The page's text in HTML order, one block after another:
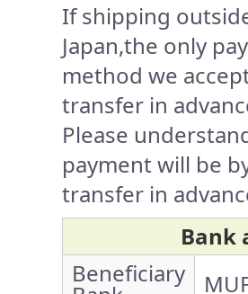
If shipping
Japan,the only
method we
transfer in
Please
payment will be
transfer in
Bank
Beneficiary